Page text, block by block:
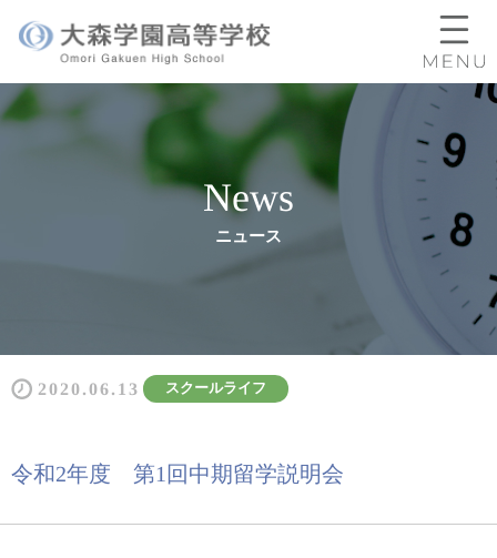
News
ニュース
2020.06.13 スクールライフ
令和2年度 第1回中期留学説明会